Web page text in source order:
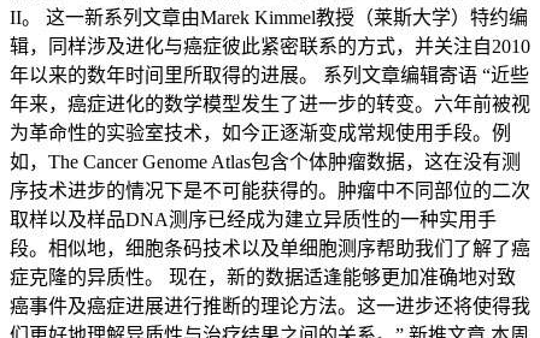
II。 这一新系列文章由Marek Kimmel教授（莱斯大学）特约编
辑，同样涉及进化与癌症彼此紧密联系的方式，并关注自2010
年以来的数年时间里所取得的进展。 系列文章编辑寄语 “近些
年来，癌症进化的数学模型发生了进一步的转变。六年前被视
为革命性的实验室技术，如今正逐渐变成常规使用手段。例
如，The Cancer Genome Atlas包含个体肿瘤数据，这在没有测
序技术进步的情况下是不可能获得的。肿瘤中不同部位的二次
取样以及样品DNA测序已经成为建立异质性的一种实用手
段。相似地，细胞条码技术以及单细胞测序帮助我们了解了癌
症克隆的异质性。 现在，新的数据适逢能够更加准确地对致
癌事件及癌症进展进行推断的理论方法。这一进步还将使得我